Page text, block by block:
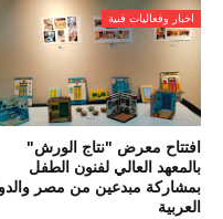
اخبار وفعاليات فنية
افتتاح معرض "نتاج الورش"
بالمعهد العالي لفنون الطفل
بمشاركة مبدعين من مصر
العربية